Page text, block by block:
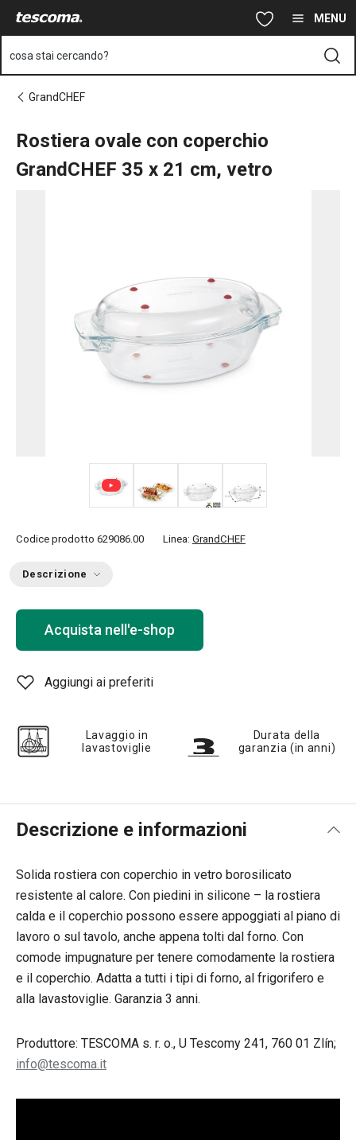
Vai al contenuto principale MENU
cosa stai cercando?
GrandCHEF
Rostiera ovale con coperchio
GrandCHEF 35 x 21 cm, vetro
Codice prodotto 629086.00 Linea: GrandCHEF
Descrizione
Acquista nell'e-shop
Aggiungi ai preferiti
Lavaggio in
lavastoviglie
Durata della
garanzia (in anni)
Descrizione e informazioni
Solida rostiera con coperchio in vetro borosilicato
resistente al calore. Con piedini in silicone – la rostiera
calda e il coperchio possono essere appoggiati al piano di
lavoro o sul tavolo, anche appena tolti dal forno. Con
comode impugnature per tenere comodamente la rostiera
e il coperchio. Adatta a tutti i tipi di forno, al frigorifero e
alla lavastoviglie. Garanzia 3 anni.
Produttore: TESCOMA s. r. o., U Tescomy 241, 760 01 Zlín;
info@tescoma.it